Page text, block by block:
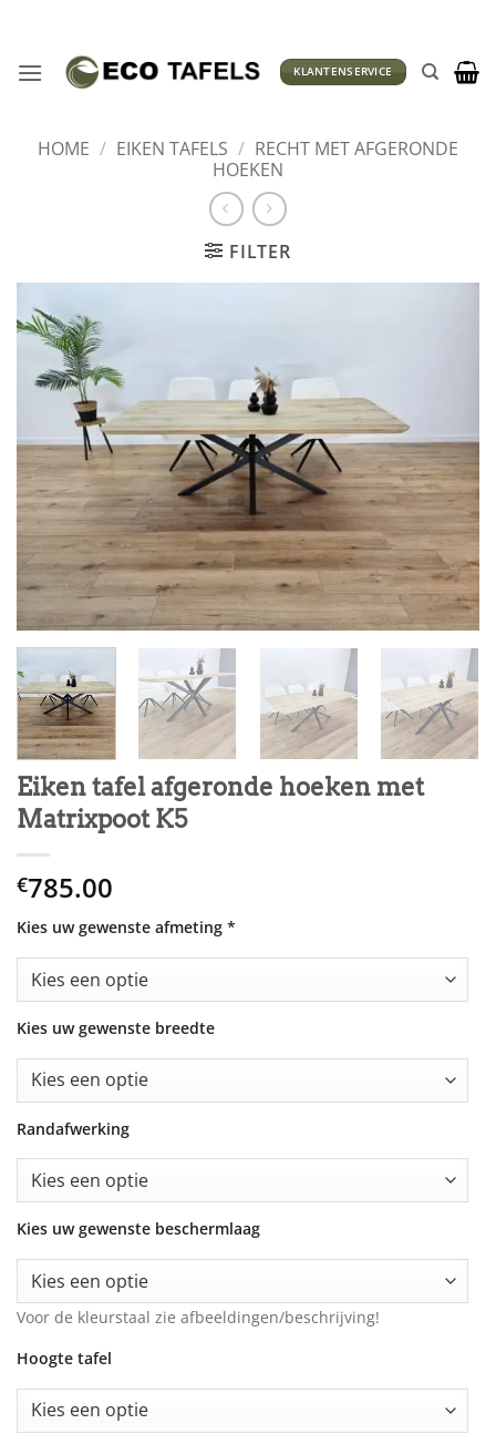
inhoud
KLANTENSERVICE
HOME / EIKEN TAFELS / RECHT MET AFGERONDE
HOEKEN
FILTER
Eiken tafel afgeronde hoeken met
Matrixpoot K5
€785.00
Kies uw gewenste afmeting *
Kies uw gewenste breedte
Randafwerking
Kies uw gewenste beschermlaag
Voor de kleurstaal zie afbeeldingen/beschrijving!
Hoogte tafel